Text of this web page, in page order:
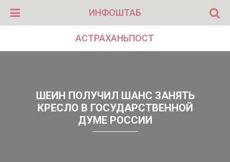
ИНФОШТАБ
АСТРАХАНЬПОСТ
ШЕИН ПОЛУЧИЛ ШАНС ЗАНЯТЬ
КРЕСЛО В ГОСУДАРСТВЕННОЙ
ДУМЕ РОССИИ